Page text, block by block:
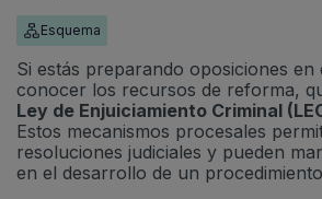
Esquema
Si estás preparando oposiciones en
conocer los recursos de reforma,
Ley de Enjuiciamiento Criminal
Estos mecanismos procesales
resoluciones judiciales y pueden
en el desarrollo de un